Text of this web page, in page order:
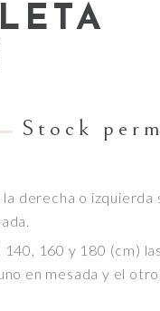
Stock
derecha o izquierda
140, 160 y 180 (cm)
en mesada y el